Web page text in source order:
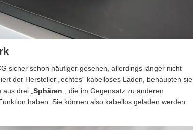
sicher schon häufiger gesehen, allerdings länger nicht
der Hersteller „echtes“ kabelloses Laden, behaupten sie
drei „ Sphären „, die im Gegensatz zu anderen
haben. Sie können also kabellos geladen werden